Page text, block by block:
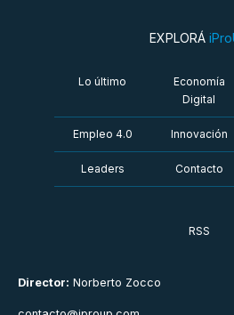
Director: Norberto Zocco
EXPLORÁ
Lo último
Economía
Digital
Empleo 4.0 Innovación
Leaders Contacto
RSS